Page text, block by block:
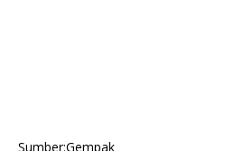
Sumber:Gempak